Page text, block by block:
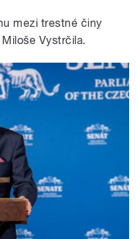
mezi trestné činy
Vystrčila.